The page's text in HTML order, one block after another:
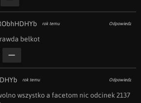
rok temu Odpowiedz
bełkot
rok temu Odpowiedz
wszystko a facetom nic odcinek 2137